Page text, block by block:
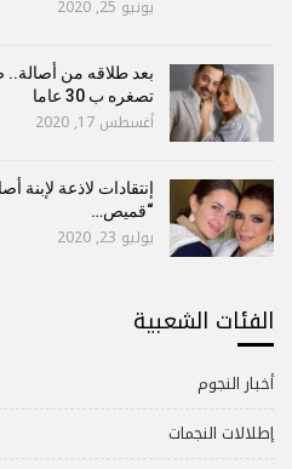
يونيو 25, 2020
بعد طلاقه من أصالة..
تصغره ب 30 عاما
أغسطس 17, 2020
إنتقادات لاذعة لإبنة
“قميص…
يوليو 23, 2020
الفئات الشعبية
أخبار النجوم
إطلالات النجمات